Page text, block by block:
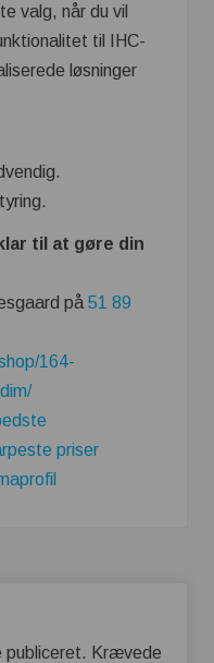
valg, når du vil
til IHC-
løsninger
til at gøre din
på 51 89
164-
priser
publiceret. Krævede